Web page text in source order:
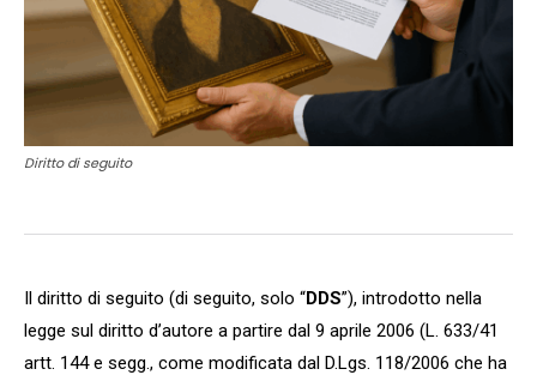
Diritto di seguito
Il diritto di seguito (di seguito, solo “DDS”), introdotto nella
legge sul diritto d’autore a partire dal 9 aprile 2006 (L. 633/41
artt. 144 e segg., come modificata dal D.Lgs. 118/2006 che ha